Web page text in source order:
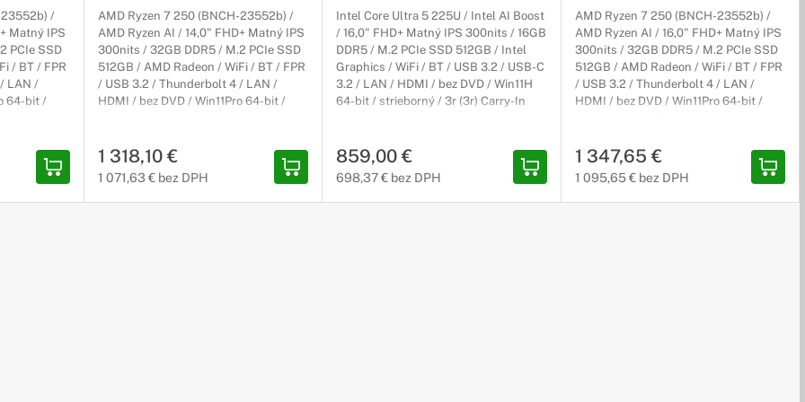
ohľadu na to, akú úlohu mu zveríte.
Omen
/
Matný IPS
PCIe SSD
/ BT / FPR
LAN /
64-bit /
AMD Ryzen 7 250 (BNCH-23552b) /
AMD Ryzen AI / 14,0" FHD+ Matný IPS
300nits / 32GB DDR5 / M.2 PCIe SSD
512GB / AMD Radeon / WiFi / BT / FPR
/ USB 3.2 / Thunderbolt 4 / LAN /
HDMI / bez DVD / Win11Pro 64-bit /
1 318,10 €
1 071,63 € bez DPH
Intel Core Ultra 5 225U / Intel AI Boost
/ 16,0" FHD+ Matný IPS 300nits / 16GB
DDR5 / M.2 PCIe SSD 512GB / Intel
Graphics / WiFi / BT / USB 3.2 / USB-C
3.2 / LAN / HDMI / bez DVD / Win11H
64-bit / strieborný / 3r (3r) Carry-In
859,00 €
698,37 € bez DPH
AMD Ryzen 7 250 (BNCH-23552b) /
AMD Ryzen AI / 16,0" FHD+ Matný IPS
300nits / 32GB DDR5 / M.2 PCIe SSD
512GB / AMD Radeon / WiFi / BT / FPR
/ USB 3.2 / Thunderbolt 4 / LAN /
HDMI / bez DVD / Win11Pro 64-bit /
1 347,65 €
1 095,65 € bez DPH